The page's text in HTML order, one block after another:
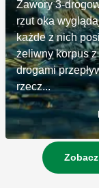
Zawory 3-
rzut oka
każde z nich
żeliwny korpus z
drogami
rzecz...